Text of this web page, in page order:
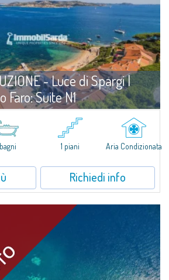
- Luce di Spargi |
Suite N1
Vendita
progettata a pochi passi dal mare.Situata al
spiaggia, l’Unità N1 delle Porto Faro Suites è
il mare in...
1 piani Aria Condizionata
Richiedi info